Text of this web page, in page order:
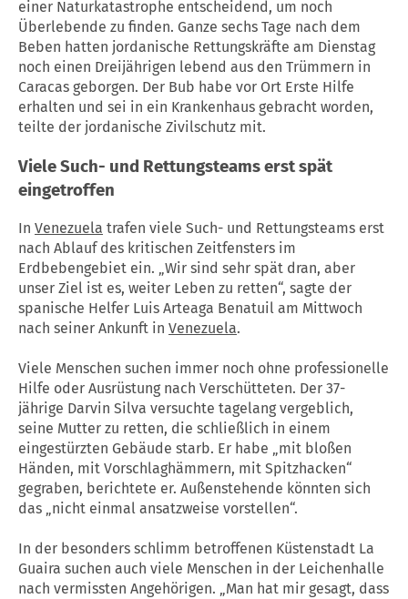
einer Naturkatastrophe entscheidend, um noch
Überlebende zu finden. Ganze sechs Tage nach dem
Beben hatten jordanische Rettungskräfte am Dienstag
noch einen Dreijährigen lebend aus den Trümmern in
Caracas geborgen. Der Bub habe vor Ort Erste Hilfe
erhalten und sei in ein Krankenhaus gebracht worden,
teilte der jordanische Zivilschutz mit.
Viele Such- und Rettungsteams erst spät
eingetroffen
In Venezuela trafen viele Such- und Rettungsteams erst
nach Ablauf des kritischen Zeitfensters im
Erdbebengebiet ein. „Wir sind sehr spät dran, aber
unser Ziel ist es, weiter Leben zu retten“, sagte der
spanische Helfer Luis Arteaga Benatuil am Mittwoch
nach seiner Ankunft in Venezuela.
Viele Menschen suchen immer noch ohne professionelle
Hilfe oder Ausrüstung nach Verschütteten. Der 37-
jährige Darvin Silva versuchte tagelang vergeblich,
seine Mutter zu retten, die schließlich in einem
eingestürzten Gebäude starb. Er habe „mit bloßen
Händen, mit Vorschlaghämmern, mit Spitzhacken“
gegraben, berichtete er. Außenstehende könnten sich
das „nicht einmal ansatzweise vorstellen“.
In der besonders schlimm betroffenen Küstenstadt La
Guaira suchen auch viele Menschen in der Leichenhalle
nach vermissten Angehörigen. „Man hat mir gesagt, dass